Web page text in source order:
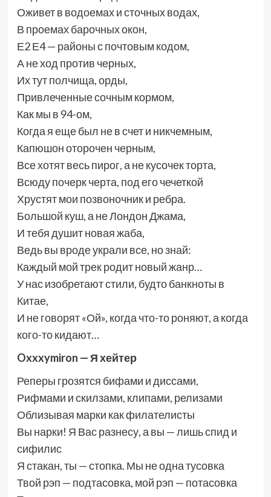
Оживет в водоемах и сточных водах,
В проемах барочных окон,
Е2 Е4 — районы с почтовым кодом,
А не ход против черных,
Их тут полчища, орды,
Привлеченные сочным кормом,
Как мы в 94-ом,
Когда я еще был не в счет и никчемным,
Капюшон оторочен черным,
Все хотят весь пирог, а не кусочек торта,
Всюду почерк черта, под его чечеткой
Хрустят мои позвоночник и ребра.
Большой куш, а не Лондон Джама,
И тебя душит новая жаба,
Ведь вы вроде украли все, но знай:
Каждый мой трек родит новый жанр…
У нас изобретают стили, будто банкноты в
Китае,
И не говорят «Ой», когда что-то роняют, а когда
кого-то кидают…
Oxxxymiron — Я хейтер
Реперы грозятся бифами и диссами,
Рифмами и скилзами, клипами, релизами
Облизывая марки как филателисты
Вы нарки! Я Вас разнесу, а вы — лишь спид и
сифилис
Я стакан, ты — стопка. Мы не одна тусовка
Твой рэп — подтасовка, мой рэп — потасовка